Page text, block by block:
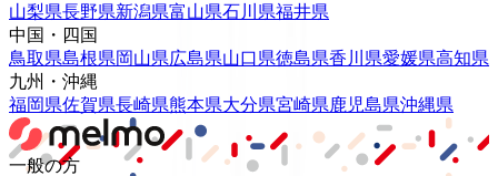
山梨県長野県新潟県富山県石川県福井県
中国・四国
鳥取県島根県岡山県広島県山口県徳島県香川県愛媛県高知県
九州・沖縄
福岡県佐賀県長崎県熊本県大分県宮崎県鹿児島県沖縄県
一般の方